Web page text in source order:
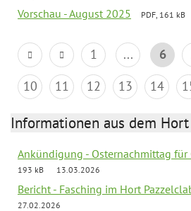
Vorschau - August 2025 PDF, 161 kB
1 ... 6
10
11 12 13 14
Informationen aus dem
Ankündigung - Osternachmittag
193 kB
13.03.2026
Bericht - Fasching im Hort
27.02.2026